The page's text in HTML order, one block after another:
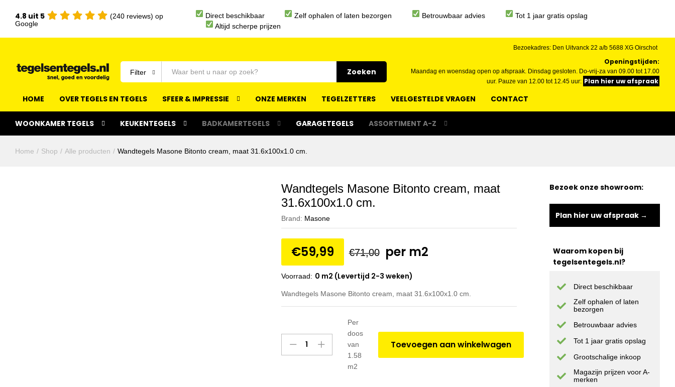
4.8 uit 5
(240 reviews) op
Google
Direct beschikbaar Zelf ophalen of laten bezorgen Betrouwbaar advies
Tot 1 jaar gratis opslag
Altijd scherpe prijzen
Bezoekadres: Den Uitvanck 22 a/b 5688 XG Oirschot
Filter Zoeken
Openingstijden:
Maandag en woensdag open op afspraak. Dinsdag gesloten. Do-vrij-za van 09.00 tot 17.00
uur. Pauze van 12.00 tot 12.45 uur: Plan hier uw afspraak
HOME OVER TEGELS EN TEGELS SFEER & IMPRESSIE ONZE MERKEN TEGELZETTERS VEELGESTELDE VRAGEN CONTACT
WOONKAMER TEGELS KEUKENTEGELS BADKAMERTEGELS GARAGETEGELS ASSORTIMENT A-Z
Home / Shop / Alle producten / Wandtegels Masone Bitonto cream, maat 31.6x100x1.0 cm.
Wandtegels Masone Bitonto cream, maat
31.6x100x1.0 cm.
Brand: Masone
€59,99 €71,00 per m2
Voorraad: 0 m2 (Levertijd 2-3 weken)
Wandtegels Masone Bitonto cream, maat 31.6x100x1.0 cm.
Per
doos
van
1.58
m2
Toevoegen aan winkelwagen
Bezoek onze showroom:
Plan hier uw afspraak →
Waarom kopen bij
tegelsentegels.nl?
Direct beschikbaar
Zelf ophalen of laten
bezorgen
Betrouwbaar advies
Tot 1 jaar gratis opslag
Grootschalige inkoop
Magazijn prijzen voor A-
merken